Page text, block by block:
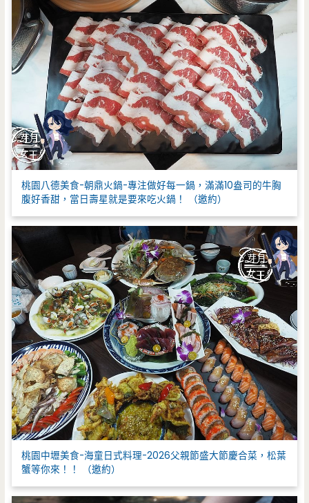
桃園八德美食-朝鼎火鍋-專注做好每一鍋，滿滿10盎司的牛胸
腹好香甜，當日壽星就是要來吃火鍋！ （邀約）
桃園中壢美食-海童日式料理-2026父親節盛大節慶合菜，松葉
蟹等你來！！ （邀約）